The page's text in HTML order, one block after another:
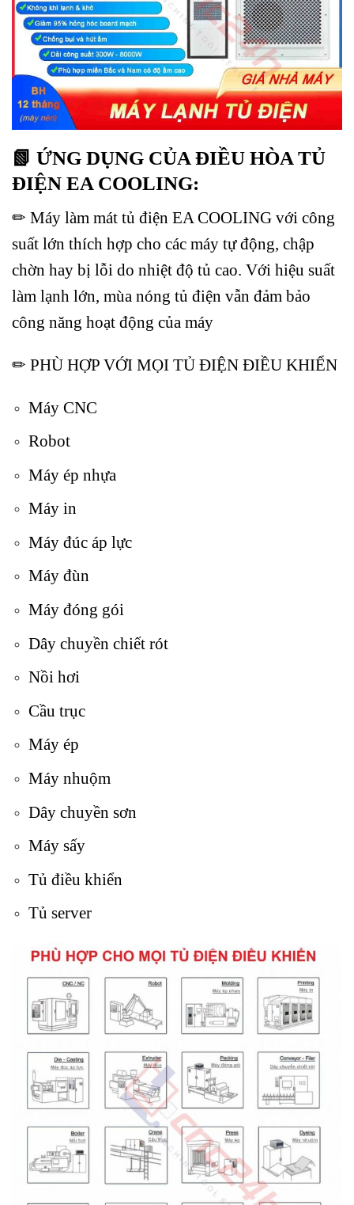
📗 ỨNG DỤNG CỦA ĐIỀU HÒA TỦ
ĐIỆN EA COOLING:
✏ Máy làm mát tủ điện EA COOLING với công
suất lớn thích hợp cho các máy tự động, chập
chờn hay bị lỗi do nhiệt độ tủ cao. Với hiệu suất
làm lạnh lớn, mùa nóng tủ điện vẫn đảm bảo
công năng hoạt động của máy
✏ PHÙ HỢP VỚI MỌI TỦ ĐIỆN ĐIỀU KHIỂN
Máy CNC
Robot
Máy ép nhựa
Máy in
Máy đúc áp lực
Máy đùn
Máy đóng gói
Dây chuyền chiết rót
Nồi hơi
Cầu trục
Máy ép
Máy nhuộm
Dây chuyền sơn
Máy sấy
Tủ điều khiển
Tủ server